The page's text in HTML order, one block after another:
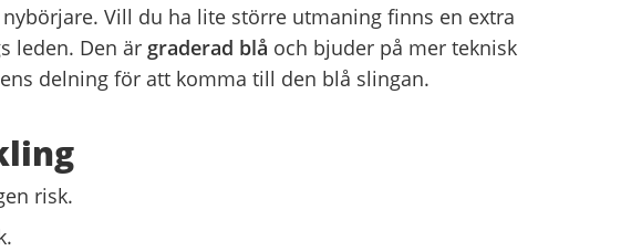
Vill du ha lite större utmaning finns en extra
leden. Den är graderad blå och bjuder på mer teknisk
delning för att komma till den blå slingan.
risk.